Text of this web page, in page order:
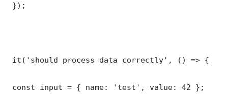
});
it('should process data correctly', () => {
const input = { name: 'test', value: 42 };